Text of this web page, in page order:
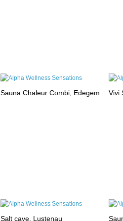
Sauna Chaleur Combi, Edegem Vivi
Salt cave, Lustenau